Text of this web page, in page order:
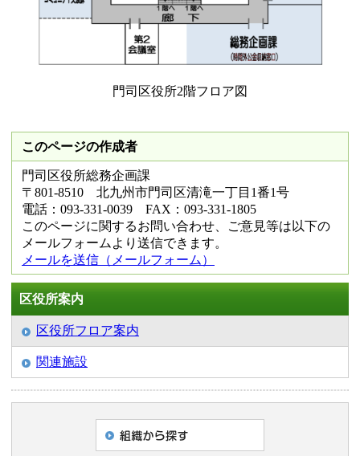
門司区役所2階フロア図
このページの作成者
門司区役所総務企画課
〒801-8510 北九州市門司区清滝一丁目1番1号
電話：093-331-0039 FAX：093-331-1805
このページに関するお問い合わせ、ご意見等は以下の
メールフォームより送信できます。
メールを送信（メールフォーム）
区役所案内
区役所フロア案内
関連施設